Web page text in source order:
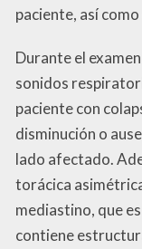
paciente, así
Durante el
sonidos
paciente con
disminución o
lado afectado.
torácica
mediastino, que
contiene